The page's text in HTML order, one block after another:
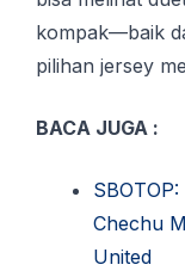
kompak—baik
pilihan jersey
BACA JUGA :
Chechu
United